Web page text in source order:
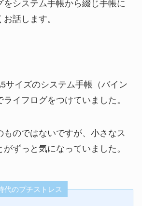
をシステム手帳から綴じ手帳に
話します。
サイズのシステム手帳（バイン
イフログをつけていました。
ものではないですが、小さなス
がずっと気になっていました。
代のプチストレス